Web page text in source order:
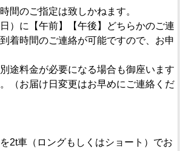
間のご指定は致しかねます。
）に【午前】【午後】どちらかのご連
着時間のご連絡が可能ですので、お申
途料金が必要になる場合も御座います
（お届け日変更はお早めにご連絡くだ
2t車（ロングもしくはショート）でお